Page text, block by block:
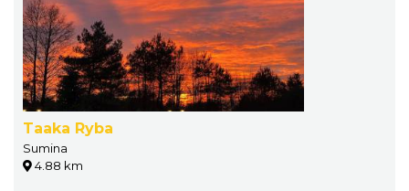
Taaka Ryba
Sumina
4.88 km